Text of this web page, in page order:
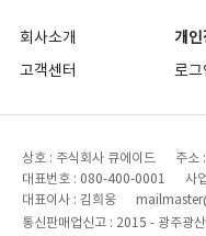
회사소개 개인
고객센터
로그
상호 : 주식회사 큐에이드 주소 :
대표번호 : 080-400-0001 사
대표이사 : 김희웅
통신판매업신고 : 2015 - 광주광